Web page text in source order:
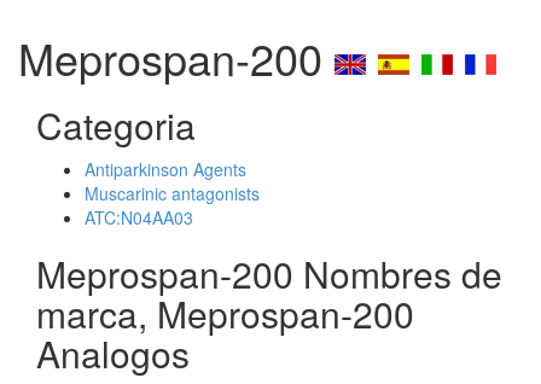
Meprospan-200
Categoria
Antiparkinson Agents
Muscarinic antagonists
ATC:N04AA03
Meprospan-200 Nombres de
marca, Meprospan-200
Analogos